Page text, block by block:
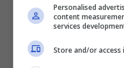
noi. La prossima
parte essenziale
stesso, dove
una coppia di
Personalised
content
services
Store and/or